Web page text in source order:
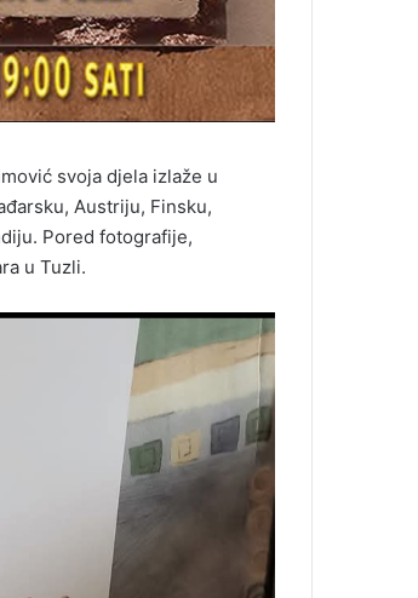
svoja djela izlaže u
Austriju, Finsku,
Pored fotografije,
u Tuzli.